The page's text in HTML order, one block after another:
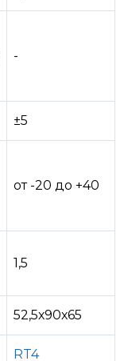
-
±5
от -20 до +40
1,5
52,5х90х65
RT4